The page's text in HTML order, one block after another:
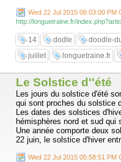
Wed 22 Jul 2015 06:03:00 PM
http://longuetraine.fr/
14 dodle doodle-
juillet
longuetraine.fr
Le Solstice d''été
Les jours du solstice d'été
qui sont proches du solstice
Les dates des solstices
hémisphères nord et sud qui
Une année comporte deux
22 juin, le solstice d'hiver
Wed 22 Jul 2015 05:58:51 PM